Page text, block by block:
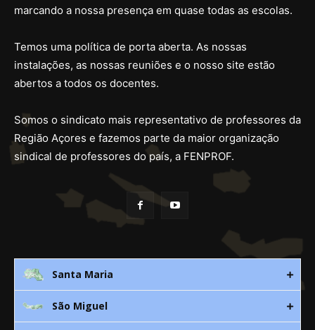
marcando a nossa presença em quase todas as escolas.
Temos uma política de porta aberta. As nossas
instalações, as nossas reuniões e o nosso site estão
abertos a todos os docentes.
Somos o sindicato mais representativo de professores da
Região Açores e fazemos parte da maior organização
sindical de professores do país, a FENPROF.
Santa Maria
Rua 3. Leandres Chaves, 12C
São Miguel